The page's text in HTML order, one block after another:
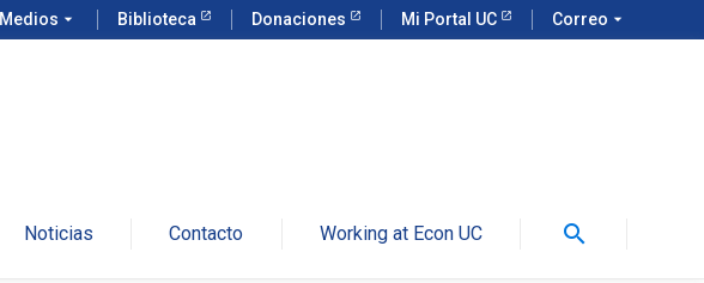
Medios arrow_drop_down Biblioteca Donaciones Mi Portal UC Correo arrow_drop_down
Noticias Contacto Working at Econ UC search